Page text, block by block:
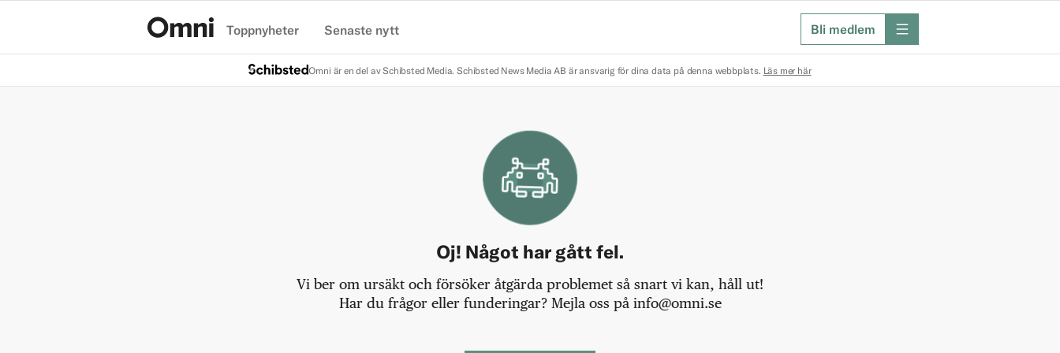
Toppnyheter Senaste nytt Bli medlem meny
Omni är en del av Schibsted Media. Schibsted News Media AB är ansvarig för dina data på denna webbplats. Läs mer här
Oj! Något har gått fel.
Vi ber om ursäkt och försöker åtgärda problemet så snart vi kan, håll ut!
Har du frågor eller funderingar? Mejla oss på info@omni.se